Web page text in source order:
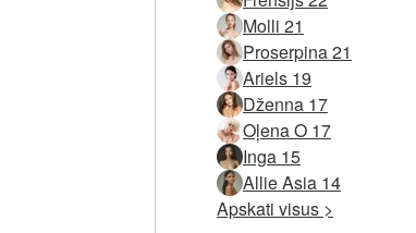
Molli 21
Proserpina 21
Ariels 19
Dženna 17
Oļena O 17
Inga 15
Allie Asia 14
Apskati visus >